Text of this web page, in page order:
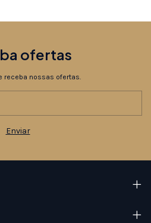
ofertas
receba nossas ofertas.